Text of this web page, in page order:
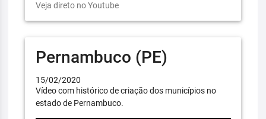
Veja direto no Youtube
Pernambuco (PE)
15/02/2020
Vídeo com histórico de criação dos municípios no
estado de Pernambuco.